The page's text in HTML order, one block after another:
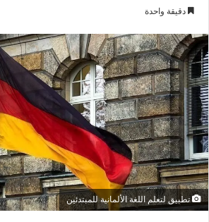
دقيقة واحدة
تطبيق لتعلم اللغة الألمانية للمبتدئين